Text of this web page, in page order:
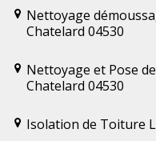
Nettoyage
Chatelard 04530
Nettoyage et Pose
Chatelard 04530
Isolation de Toiture